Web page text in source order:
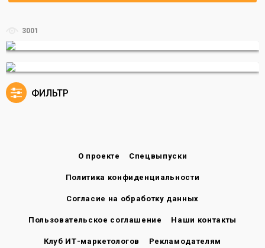
3001
ФИЛЬТР
О проекте Спецвыпуски
Политика конфиденциальности
Согласие на обработку данных
Пользовательское соглашение Наши контакты
Клуб ИТ-маркетологов Рекламодателям